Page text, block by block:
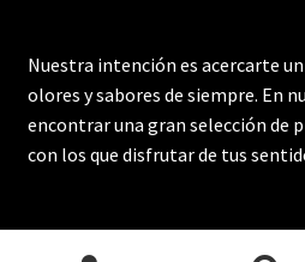
Nuestra intención es acercarte
olores y sabores de siempre. En
encontrar una gran selección de
con los que disfrutar de tus